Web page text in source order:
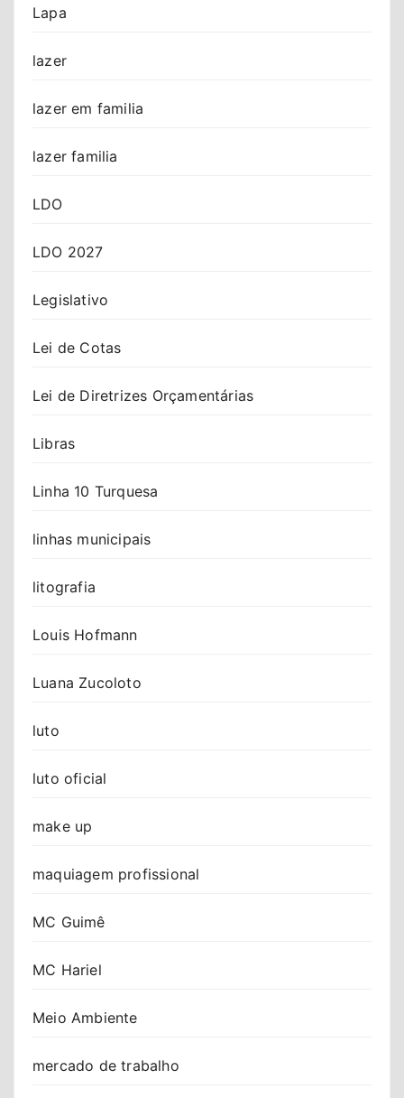
Lapa
lazer
lazer em familia
lazer familia
LDO
LDO 2027
Legislativo
Lei de Cotas
Lei de Diretrizes Orçamentárias
Libras
Linha 10 Turquesa
linhas municipais
litografia
Louis Hofmann
Luana Zucoloto
luto
luto oficial
make up
maquiagem profissional
MC Guimê
MC Hariel
Meio Ambiente
mercado de trabalho